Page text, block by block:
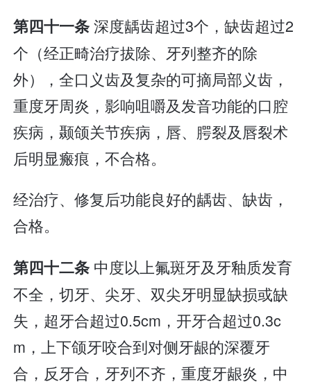
第四十一条深度龋齿超过3个，缺齿超过2
个（经正畸治疗拔除、牙列整齐的除
外），全口义齿及复杂的可摘局部义齿，
重度牙周炎，影响咀嚼及发音功能的口腔
疾病，颞颌关节疾病，唇、腭裂及唇裂术
后明显瘢痕，不合格。
经治疗、修复后功能良好的龋齿、缺齿，
合格。
第四十二条 中度以上氟斑牙及牙釉质发育
不全，切牙、尖牙、双尖牙明显缺损或缺
失，超牙合超过0.5cm，开牙合超过0.3c
m，上下颌牙咬合到对侧牙龈的深覆牙
合，反牙合，牙列不齐，重度牙龈炎，中